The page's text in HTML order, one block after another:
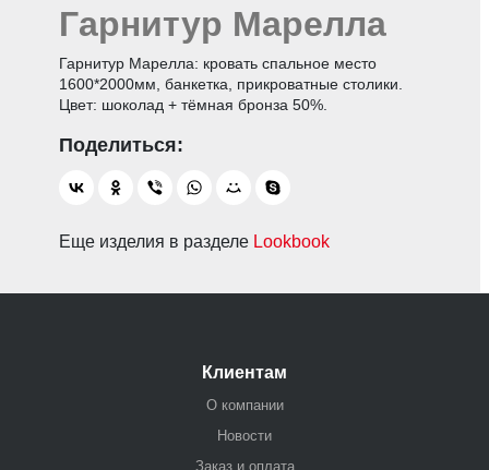
Гарнитур Марелла
Гарнитур Марелла: кровать спальное место
1600*2000мм, банкетка, прикроватные столики.
Цвет: шоколад + тёмная бронза 50%.
Еще изделия в разделе Lookbook
Клиентам
О компании
Новости
Заказ и оплата